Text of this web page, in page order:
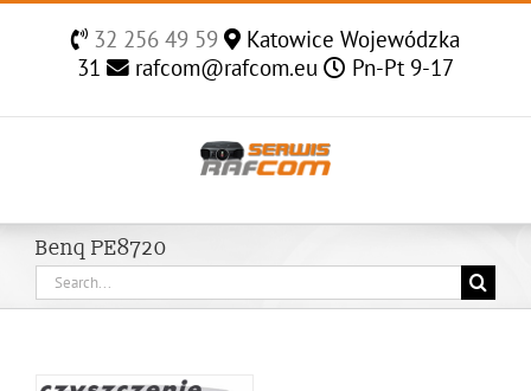
32 256 49 59
Katowice Wojewódzka
31
rafcom@rafcom.eu Pn-Pt 9-17
Benq PE8720
Search
for: